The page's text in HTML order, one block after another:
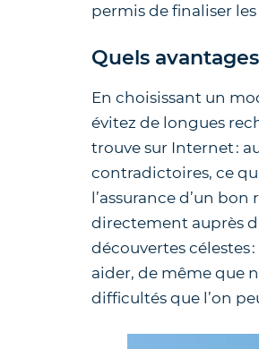
permis de finaliser
Quels
En choisissant un
évitez de longues
trouve sur Internet :
contradictoires, ce
l’assurance d’un
directement auprès
découvertes célestes
aider, de même que
difficultés que l’on